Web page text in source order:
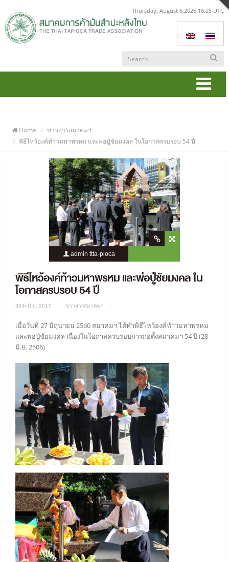
Thursday, August 6,2026 16.25 UTC
Home
ข่าวสารสมาคมฯ
พิธีไหว้องค์ท้าวมหาพรหม และพ่อปู่ชัยมงคล ในโอกาสครบรอบ 54 ปี
admin ttta-pioca
พิธีไหว้องค์ท้าวมหาพรหม และพ่อปู่ชัยมงคล ใน
โอกาสครบรอบ 54 ปี
30th มิ.ย. 2017 ข่าวสารสมาคมฯ
เมื่อวันที่ 27 มิถุนายน 2560 สมาคมฯ ได้ทำพิธีไหว้องค์ท้าวมหาพรหม
และพ่อปู่ชัยมงคล เนื่องในโอกาสครบรอบการก่อตั้งสมาคมฯ 54 ปี (28
มิ.ย. 2506)